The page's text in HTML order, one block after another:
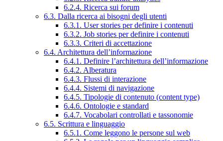
6.2.4. Ricerca sui forum
6.3. Dalla ricerca ai bisogni degli utenti
6.3.1. User stories per definire i contenuti
6.3.2. Job stories per definire i contenuti
6.3.3. Criteri di accettazione
6.4. Architettura dell’informazione
6.4.1. Definire l’architettura dell’informazione
6.4.2. Alberatura
6.4.3. Flussi di interazione
6.4.4. Sistemi di navigazione
6.4.5. Tipologie di contenuto (content type)
6.4.6. Ontologie e standard
6.4.7. Vocabolari controllati e tassonomie
6.5. Scrittura e linguaggio
6.5.1. Come leggono le persone sul web